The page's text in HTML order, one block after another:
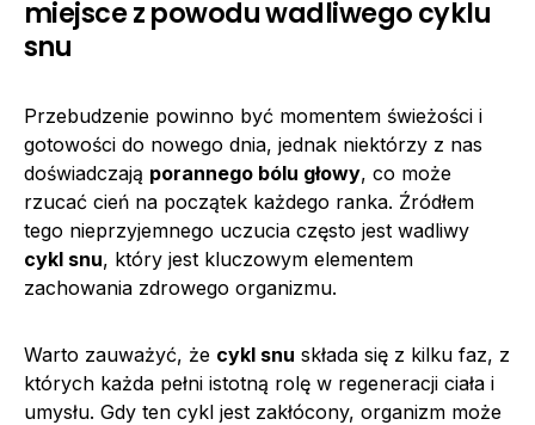
miejsce z powodu wadliwego cyklu
snu
Przebudzenie powinno być momentem świeżości i
gotowości do nowego dnia, jednak niektórzy z nas
doświadczają porannego bólu głowy, co może
rzucać cień na początek każdego ranka. Źródłem
tego nieprzyjemnego uczucia często jest wadliwy
cykl snu, który jest kluczowym elementem
zachowania zdrowego organizmu.
Warto zauważyć, że cykl snu składa się z kilku faz, z
których każda pełni istotną rolę w regeneracji ciała i
umysłu. Gdy ten cykl jest zakłócony, organizm może